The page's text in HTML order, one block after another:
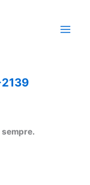
sempre.